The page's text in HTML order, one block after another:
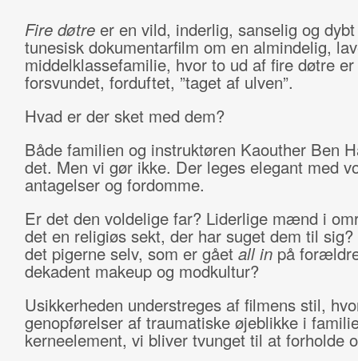
Fire døtre er en vild, inderlig, sanselig og
tunesisk dokumentarfilm om en almindelig,
middelklassefamilie, hvor to ud af fire døtre er
forsvundet, forduftet, ”taget af ulven”.
Hvad er der sket med dem?
Både familien og instruktøren Kaouther Ben
det. Men vi gør ikke. Der leges elegant med
antagelser og fordomme.
Er det den voldelige far? Liderlige mænd i
det en religiøs sekt, der har suget dem til
det pigerne selv, som er gået all inpå
dekadent makeup og modkultur?
Usikkerheden understreges af filmens stil,
genopførelser af traumatiske øjeblikke i
kerneelement, vi bliver tvunget til at forholde